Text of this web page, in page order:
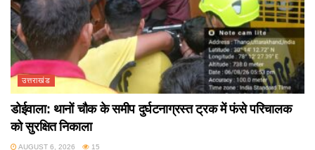
उत्तराखंड
डोईवाला: थानों चौक के समीप दुर्घटनाग्रस्त ट्रक में फंसे परिचालक
को सुरक्षित निकाला
AUGUST 6, 2026 15